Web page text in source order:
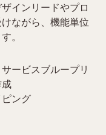
インリードやプロ
ながら、機能単位
。
ービスブループリ
ング